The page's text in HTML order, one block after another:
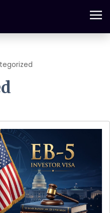
+357 25 059 684